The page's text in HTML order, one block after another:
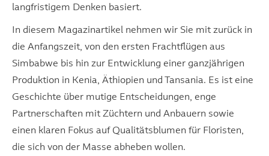
langfristigem Denken basiert.
In diesem Magazinartikel nehmen wir Sie mit zurück in
die Anfangszeit, von den ersten Frachtflügen aus
Simbabwe bis hin zur Entwicklung einer ganzjährigen
Produktion in Kenia, Äthiopien und Tansania. Es ist eine
Geschichte über mutige Entscheidungen, enge
Partnerschaften mit Züchtern und Anbauern sowie
einen klaren Fokus auf Qualitätsblumen für Floristen,
die sich von der Masse abheben wollen.